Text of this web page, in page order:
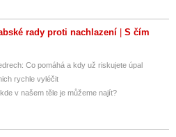
rady proti nachlazení
S čím
Co pomáhá a kdy už riskujete úpal
rychle vyléčit
v našem těle je můžeme najít?